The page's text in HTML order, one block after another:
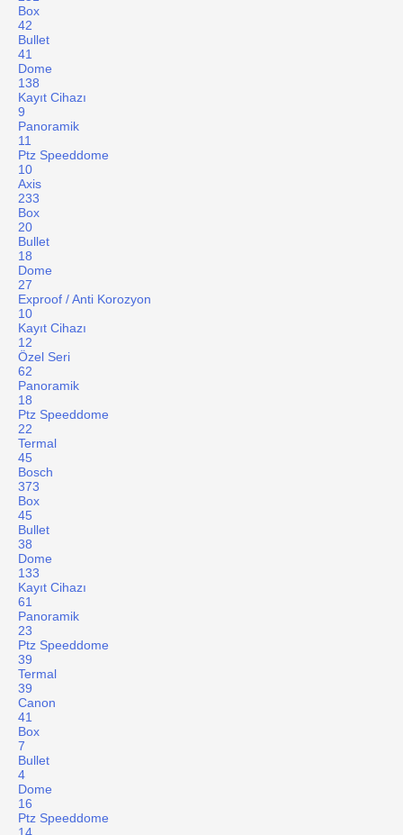
Box
42
Bullet
41
Dome
138
Kayıt Cihazı
9
Panoramik
11
Ptz Speeddome
10
Axis
233
Box
20
Bullet
18
Dome
27
Exproof / Anti Korozyon
10
Kayıt Cihazı
12
Özel Seri
62
Panoramik
18
Ptz Speeddome
22
Termal
45
Bosch
373
Box
45
Bullet
38
Dome
133
Kayıt Cihazı
61
Panoramik
23
Ptz Speeddome
39
Termal
39
Canon
41
Box
7
Bullet
4
Dome
16
Ptz Speeddome